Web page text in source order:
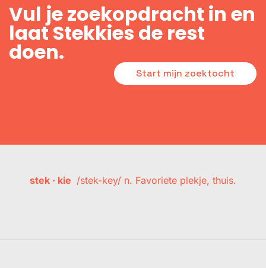
Vul je zoekopdracht in en
laat Stekkies de rest
doen.
Start mijn zoektocht
stek · kie /stek-key/ n. Favoriete plekje, thuis.